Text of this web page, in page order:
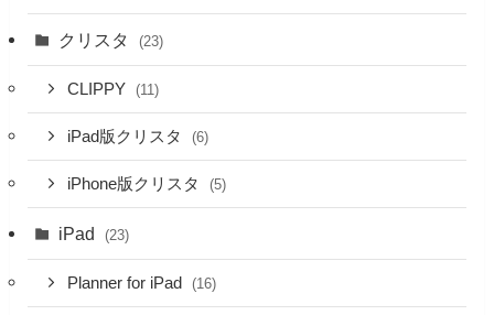
クリスタ (23)
CLIPPY (11)
iPad版クリスタ (6)
iPhone版クリスタ (5)
iPad (23)
Planner for iPad (16)